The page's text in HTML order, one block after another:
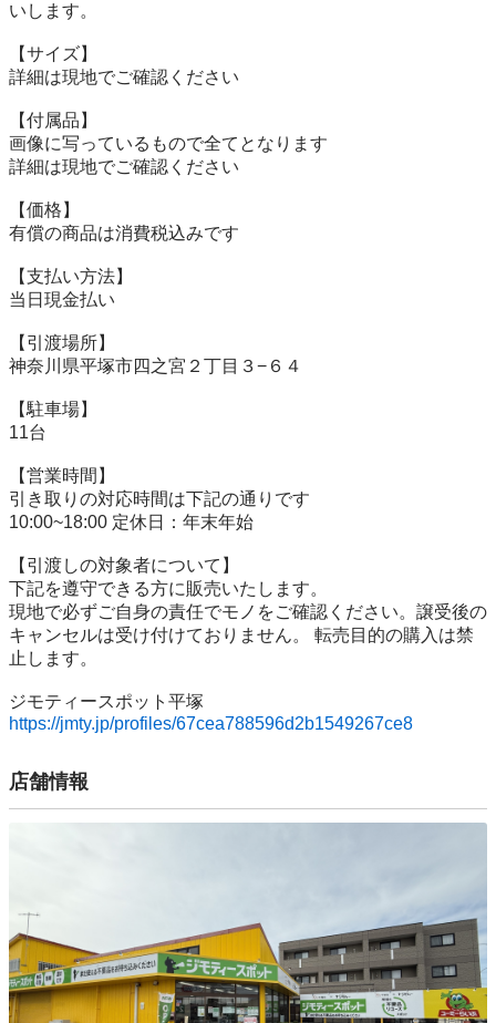
いします。
【サイズ】
詳細は現地でご確認ください
【付属品】
画像に写っているもので全てとなります
詳細は現地でご確認ください
【価格】
有償の商品は消費税込みです
【⽀払い⽅法】
当⽇現⾦払い
【引渡場所】
神奈川県平塚市四之宮２丁目３−６４
【駐⾞場】
11台
【営業時間】
引き取りの対応時間は下記の通りです
10:00~18:00 定休日：年末年始
【引渡しの対象者について】
下記を遵守できる⽅に販売いたします。
現地で必ずご⾃⾝の責任でモノをご確認ください。譲受後の
キャンセルは受け付けておりません。 転売⽬的の購⼊は禁
⽌します。
https://jmty.jp/profiles/67cea788596d2b1549267ce8
店舗情報